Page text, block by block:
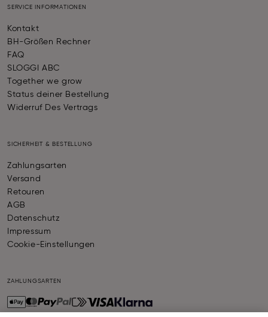
SERVICE INFORMATIONEN
Kontakt
BH-Größen Rechner
FAQ
SLOGGI ABC
Together we grow
Status deiner Bestellung
Widerruf Des Vertrags
SICHERHEIT & BESTELLUNG
Zahlungsarten
Versand
Retouren
AGB
Datenschutz
Impressum
Cookie-Einstellungen
ZAHLUNGSARTEN